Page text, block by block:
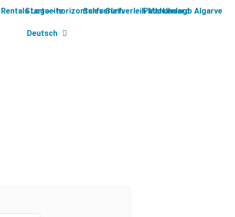
Startseite Surfverleih Paddelboard
Deutsch